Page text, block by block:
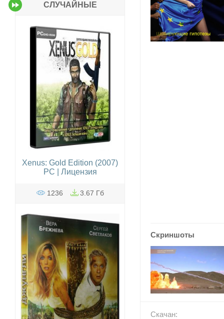
Скриншоты
Скачан:
СЛУЧАЙНЫЕ
Xenus: Gold Edition (2007)
PC | Лицензия
1236 3.67 Гб